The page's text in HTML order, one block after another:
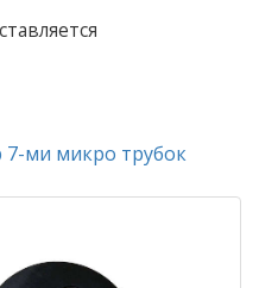
7-ми микро трубок